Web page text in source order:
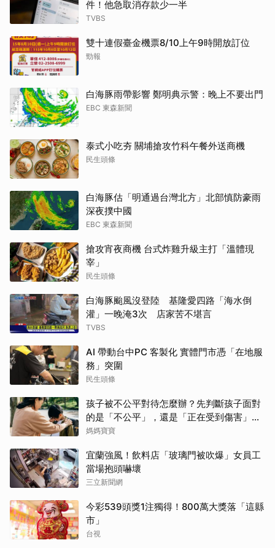
件！他急取消存款少一半
TVBS
雙十連假臺金機票8/10上午9時開放訂位
勁報
白海豚雨帶影響 鄭明典示警：晚上不要出門
EBC 東森新聞
泰式小吃夯 關埔搶攻竹科午餐外送商機
民生頭條
白海豚估「明通過台灣北方」北部慎防豪雨
深夜撲中國
EBC 東森新聞
搶攻宵夜商機 台式炸雞升級主打「溫體現
宰」
民生頭條
白海豚颱風沒登陸 基隆愛四路「海水倒
灌」一晚淹3次 店家苦不堪言
TVBS
AI 帶動台中PC 客製化 實體門市憑「在地服
務」突圍
民生頭條
孩子被不公平對待怎麼辦？先判斷孩子面對
的是「不公平」，還是「正在受到傷害」？
處理方式完全不同
媽媽寶寶
宜蘭強風！飲料店「玻璃門被吹爆」女員工
當場抱頭嚇壞
三立新聞網
今彩539頭獎1注獨得！800萬大獎落「這縣
市」
台視